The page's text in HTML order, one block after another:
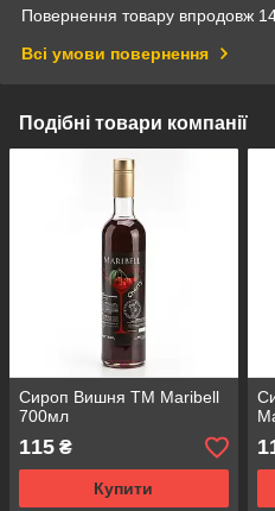
Повернення товару впродовж
Всі умови повернення
Подібні товари компанії
Сироп Вишня TM Maribell
700мл
115 ₴
Купити